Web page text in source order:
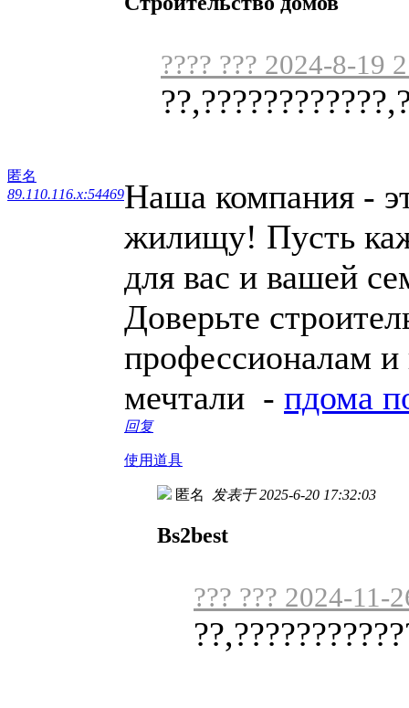
匿名
89.110.116.x:54469
???? ??? 2024-8-19
Наша компания -
жилищу! Пусть
для вас и вашей
Доверьте
профессионалам и
мечтали - пдома
回复
使用道具
匿名 发表于 2025-6-20 17:32:03
Bs2best
??? ??? 2024-11-